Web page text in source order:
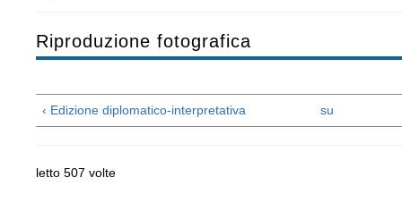
Riproduzione fotografica
‹ Edizione diplomatico-interpretativa su
letto 507 volte